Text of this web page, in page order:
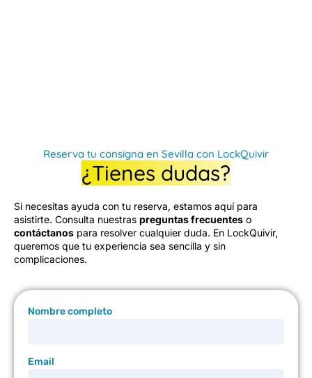
Reserva tu consigna en Sevilla con LockQuivir
¿Tienes dudas?
Si necesitas ayuda con tu reserva, estamos aquí para
asistirte. Consulta nuestras preguntas frecuentes o
contáctanos para resolver cualquier duda. En LockQuivir,
queremos que tu experiencia sea sencilla y sin
complicaciones.
Nombre completo
Email